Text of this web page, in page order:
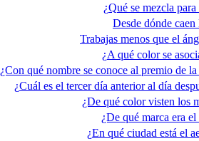
¿Qué se mezcla
Desde dónde caen
Trabajas menos que el
¿A qué color se
¿Con qué nombre se conoce al premio de
¿Cuál es el tercer día anterior al día
¿De qué color visten los
¿De qué marca era
¿En qué ciudad está el